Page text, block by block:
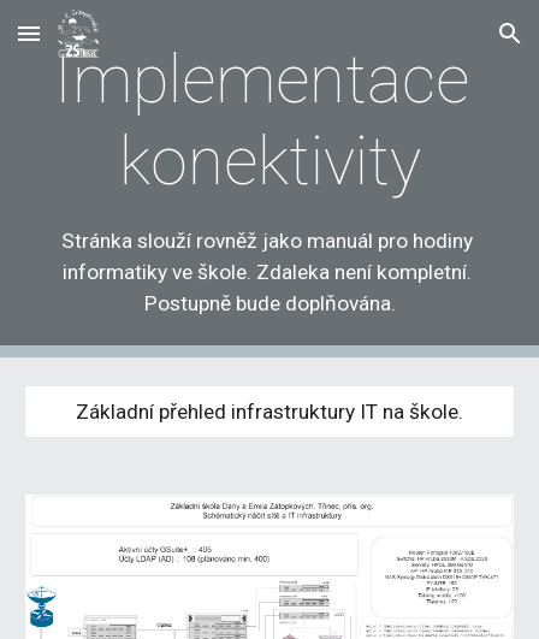
Skip to main content Skip to navigation
Implementace
konektivity
Stránka slouží rovněž jako manuál pro hodiny
informatiky ve škole. Zdaleka není kompletní.
Postupně bude doplňována.
Základní přehled infrastruktury IT na škole.